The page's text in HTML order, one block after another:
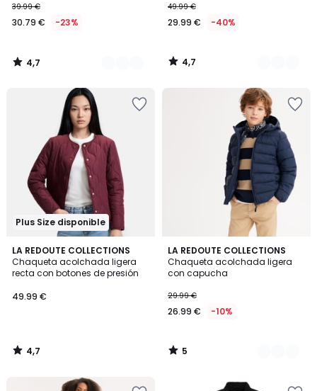
€
en
de
39.99
descuento
39.99 €
30.79 € -23%
4,7
/
49.99 €
29.99 € -40%
4,7
/
Plus Size disponible
LA REDOUTE COLLECTIONS
Chaqueta acolchada ligera
recta con botones de presión
49.99 €
4,7
/ 5
4,7
/
LA REDOUTE COLLECTIONS
Chaqueta acolchada ligera
con capucha
29.99 €
26.99 € -10%
5
/
5
2
Colores
5
/